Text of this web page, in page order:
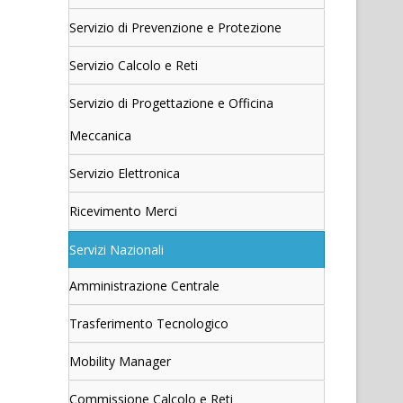
Servizio di Prevenzione e Protezione
Servizio Calcolo e Reti
Servizio di Progettazione e Officina
Meccanica
Servizio Elettronica
Ricevimento Merci
Servizi Nazionali
Amministrazione Centrale
Trasferimento Tecnologico
Mobility Manager
Commissione Calcolo e Reti